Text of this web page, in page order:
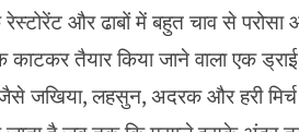
रेस्टोरेंट और ढाबों में बहुत चाव से
काटकर तैयार किया जाने वाला एक
जखिया, लहसुन, अदरक और हरी मिर्च